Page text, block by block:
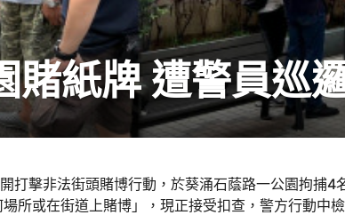
賭紙牌 遭警員巡
打擊非法街頭賭博行動，於葵涌石蔭路一公園拘捕4
所或在街道上賭博」，現正接受扣查，警方行動中